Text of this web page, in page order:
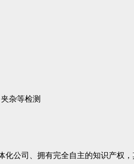
杂等检测
公司、拥有完全自主的知识产权